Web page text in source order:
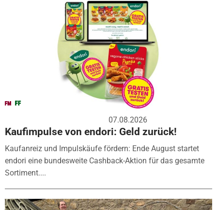
07.08.2026
Kaufimpulse von endori: Geld zurück!
Kaufanreiz und Impulskäufe fördern: Ende August startet
endori eine bundesweite Cashback-Aktion für das gesamte
Sortiment....